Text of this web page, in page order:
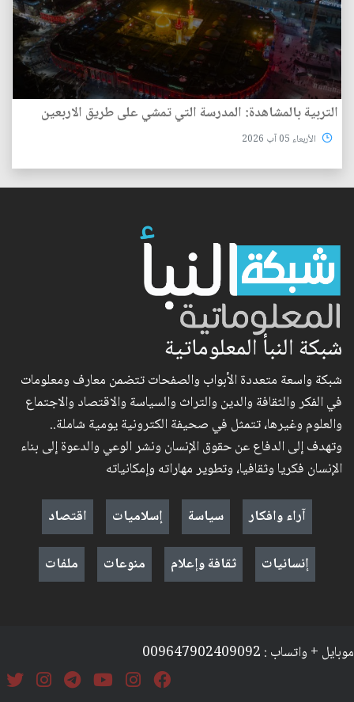
التربية بالمشاهدة: المدرسة التي تمشي على طريق الاربعين
الأربعاء 05 آب 2026
شبكة النبأ المعلوماتية
شبكة واسعة متعددة الأبواب والصفحات تتضمن معارف ومعلومات
في الفكر والثقافة والدين والتراث والسياسة والاقتصاد والاجتماع
والعلوم وغيرها، تتمثل في صحيفة الكترونية يومية شاملة..
وتهدف إلى الدفاع عن حقوق الإنسان ونشر الوعي والدعوة إلى بناء
الإنسان فكريا وثقافيا، وتطوير مهاراته وإمكانياته
آراء وافكار
سياسة إسلاميات
اقتصاد
إنسانيات
ثقافة وإعلام منوعات ملفات
موبايل + واتساب : 009647902409092